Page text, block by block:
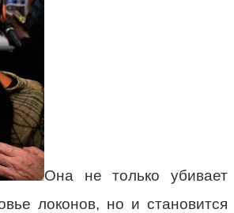
Она не только убивает
локонов, но и становится